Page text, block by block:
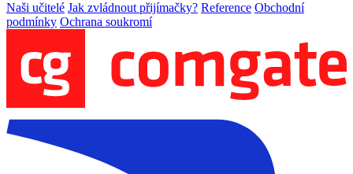
Naši učitelé Jak zvládnout přijímačky? Reference Obchodní
podmínky Ochrana soukromí